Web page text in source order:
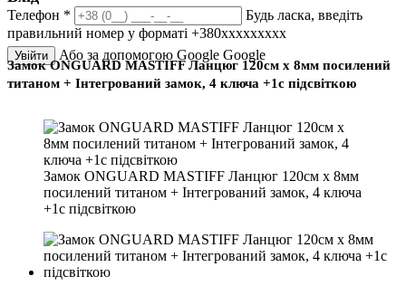
Телефон *
Будь ласка, введіть
правильний номер у форматі +380ххххххххх
Увійти Або за допомогою Google Google
Замок ONGUARD MASTIFF Ланцюг 120cм x 8мм посилений
титаном + Інтегрований замок, 4 ключа +1с підсвіткою
Замок ONGUARD MASTIFF Ланцюг 120cм x 8мм
посилений титаном + Інтегрований замок, 4 ключа
+1с підсвіткою